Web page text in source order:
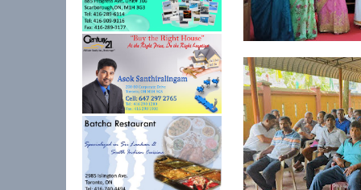
பேத்தாழை பொது
உலக புத்தக...